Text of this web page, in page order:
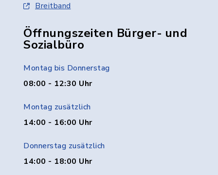
Breitband
Öffnungszeiten Bürger- und
Sozialbüro
Montag bis Donnerstag
08:00 - 12:30 Uhr
Montag zusätzlich
14:00 - 16:00 Uhr
Donnerstag zusätzlich
14:00 - 18:00 Uhr